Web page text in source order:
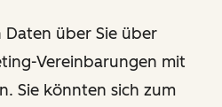
über Sie über
Vereinbarungen mit
Sie könnten sich zum